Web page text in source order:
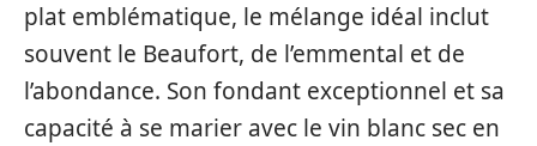
plat emblématique, le mélange idéal inclut
souvent le Beaufort, de l’emmental et de
l’abondance. Son fondant exceptionnel et sa
capacité à se marier avec le vin blanc sec en